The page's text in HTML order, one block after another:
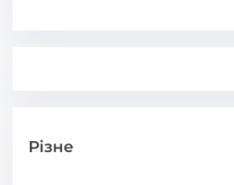
Різне